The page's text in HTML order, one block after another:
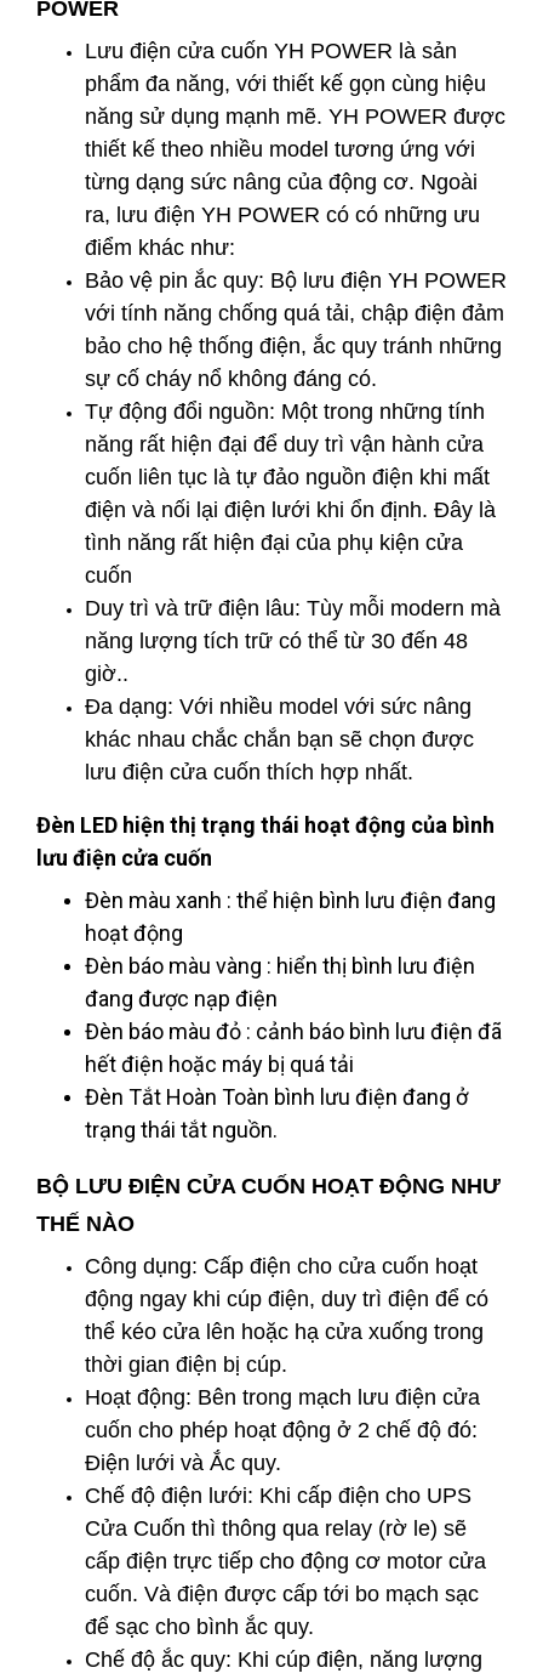
POWER
Lưu điện cửa cuốn YH POWER là sản
phẩm đa năng, với thiết kế gọn cùng hiệu
năng sử dụng mạnh mẽ. YH POWER được
thiết kế theo nhiều model tương ứng với
từng dạng sức nâng của động cơ. Ngoài
ra, lưu điện YH POWER có có những ưu
điểm khác như:
Bảo vệ pin ắc quy: Bộ lưu điện YH POWER
với tính năng chống quá tải, chập điện đảm
bảo cho hệ thống điện, ắc quy tránh những
sự cố cháy nổ không đáng có.
Tự động đổi nguồn: Một trong những tính
năng rất hiện đại để duy trì vận hành cửa
cuốn liên tục là tự đảo nguồn điện khi mất
điện và nối lại điện lưới khi ổn định. Đây là
tình năng rất hiện đại của phụ kiện cửa
cuốn
Duy trì và trữ điện lâu: Tùy mỗi modern mà
năng lượng tích trữ có thể từ 30 đến 48
giờ..
Đa dạng: Với nhiều model với sức nâng
khác nhau chắc chắn bạn sẽ chọn được
lưu điện cửa cuốn thích hợp nhất.
Đèn LED hiện thị trạng thái hoạt động của bình
lưu điện cửa cuốn
Đèn màu xanh : thể hiện bình lưu điện đang
hoạt động
Đèn báo màu vàng : hiển thị bình lưu điện
đang được nạp điện
Đèn báo màu đỏ : cảnh báo bình lưu điện đã
hết điện hoặc máy bị quá tải
Đèn Tắt Hoàn Toàn bình lưu điện đang ở
trạng thái tắt nguồn.
BỘ LƯU ĐIỆN CỬA CUỐN HOẠT ĐỘNG NHƯ
THẾ NÀO
Công dụng: Cấp điện cho cửa cuốn hoạt
động ngay khi cúp điện, duy trì điện để có
thể kéo cửa lên hoặc hạ cửa xuống trong
thời gian điện bị cúp.
Hoạt động: Bên trong mạch lưu điện cửa
cuốn cho phép hoạt động ở 2 chế độ đó:
Điện lưới và Ắc quy.
Chế độ điện lưới: Khi cấp điện cho UPS
Cửa Cuốn thì thông qua relay (rờ le) sẽ
cấp điện trực tiếp cho động cơ motor cửa
cuốn. Và điện được cấp tới bo mạch sạc
để sạc cho bình ắc quy.
Chế độ ắc quy: Khi cúp điện, năng lượng